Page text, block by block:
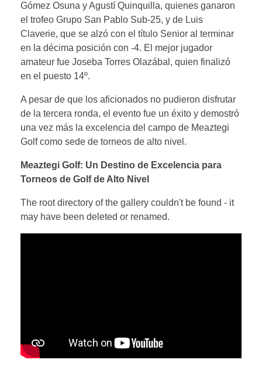
Gómez Osuna y Agustí Quinquilla, quienes ganaron
el trofeo Grupo San Pablo Sub-25, y de Luis
Claverie, que se alzó con el título Senior al terminar
en la décima posición con -4. El mejor jugador
amateur fue Joseba Torres Olazábal, quien finalizó
en el puesto 14º.
A pesar de que los aficionados no pudieron disfrutar
de la tercera ronda, el evento fue un éxito y demostró
una vez más la excelencia del campo de Meaztegi
Golf como sede de torneos de alto nivel.
Meaztegi Golf: Un Destino de Excelencia para
Torneos de Golf de Alto Nivel
The root directory of the gallery couldn't be found - it
may have been deleted or renamed.